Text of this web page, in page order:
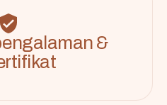
&